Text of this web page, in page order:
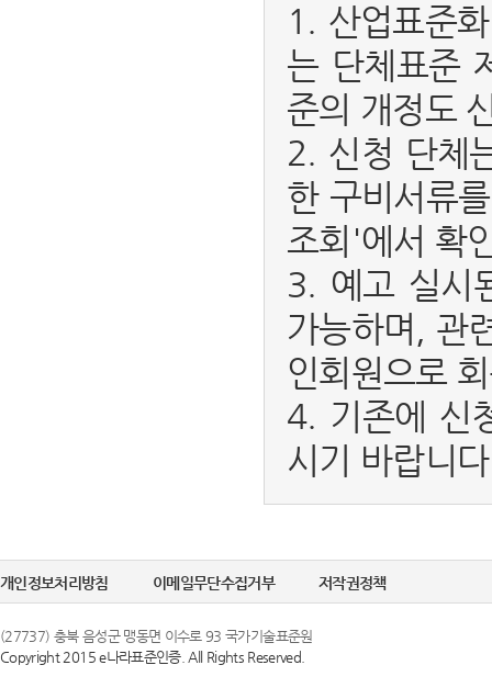
1. 산업표준
는 단체표준
준의 개정도
2. 신청 단체
한 구비서류
조회'에서 확
3. 예고 실시
가능하며, 관
인회원으로
4. 기존에 신
시기 바랍니
개인정보처리방침 이메일무단수집거부 저작권정책
(27737) 충북 음성군 맹동면 이수로 93 국가기술표준원
Copyright 2015 e나라표준인증. All Rights Reserved.